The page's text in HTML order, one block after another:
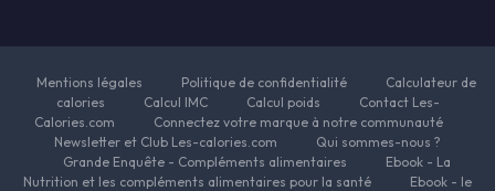
Mentions légales Politique de confidentialité
Calculateur de
calories
Calcul IMC Calcul poids
Contact Les-
Calories.com
Connectez votre marque à notre communauté
Newsletter et Club Les-calories.com
Qui sommes-nous ?
Grande Enquête - Compléments alimentaires
Ebook - La
Nutrition et les compléments alimentaires pour la santé
Ebook - le